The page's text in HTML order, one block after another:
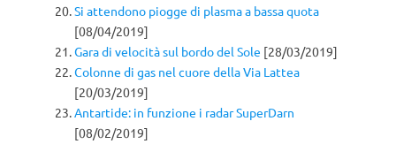
Si attendono piogge di plasma a bassa quota
[08/04/2019]
Gara di velocità sul bordo del Sole [28/03/2019]
Colonne di gas nel cuore della Via Lattea
[20/03/2019]
Antartide: in funzione i radar SuperDarn
[08/02/2019]